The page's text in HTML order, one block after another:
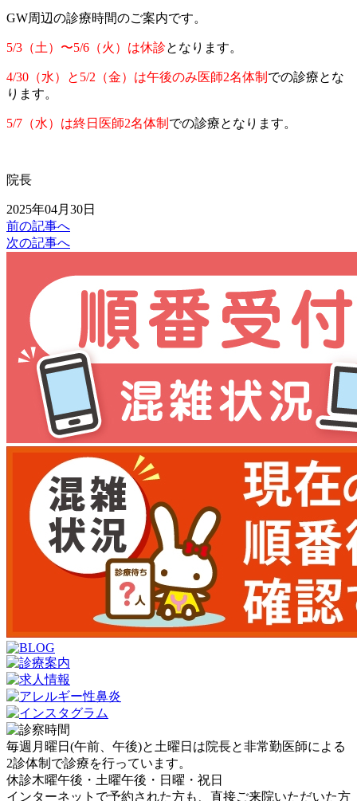
GW周辺の診療時間のご案内です。
5/3（土）〜5/6（火）は休診となります。
4/30（水）と5/2（金）は午後のみ医師2名体制 での診療とな
ります。
5/7（水）は終日医師2名体制 での診療となります。
院長
2025年04月30日
前の記事へ
次の記事へ
毎週月曜日(午前、午後)と土曜日は院長と非常勤医師による
2診体制で診療を行っています。
休診木曜午後・土曜午後・日曜・祝日
インターネットで予約された方も、直接ご来院いただいた方